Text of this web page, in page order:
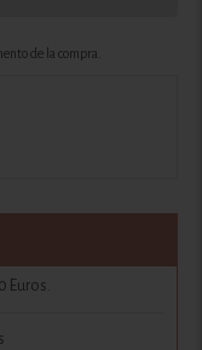
de la compra.
Euros.